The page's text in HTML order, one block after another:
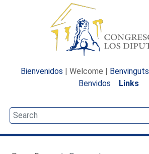
Bienvenidos | Welcome | Benvinguts
Benvidos
Links